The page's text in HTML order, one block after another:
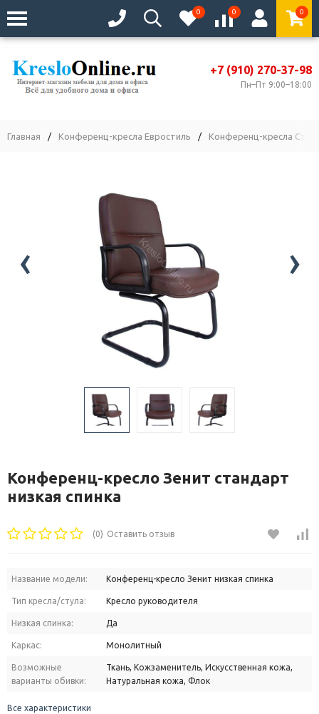
0 0 0
+7 (910) 270-37-98
Пн–Пт 9:00–18:00
Главная / Конференц-кресла Евростиль / Конференц-кресла
‹ ›
Конференц-кресло Зенит стандарт
низкая спинка
(0) Оставить отзыв
Название модели: Конференц-кресло Зенит низкая спинка
Тип кресла/стула: Кресло руководителя
Низкая спинка: Да
Каркас: Монолитный
Возможные
варианты обивки:
Ткань, Кожзаменитель, Искусственная кожа,
Натуральная кожа, Флок
Все характеристики